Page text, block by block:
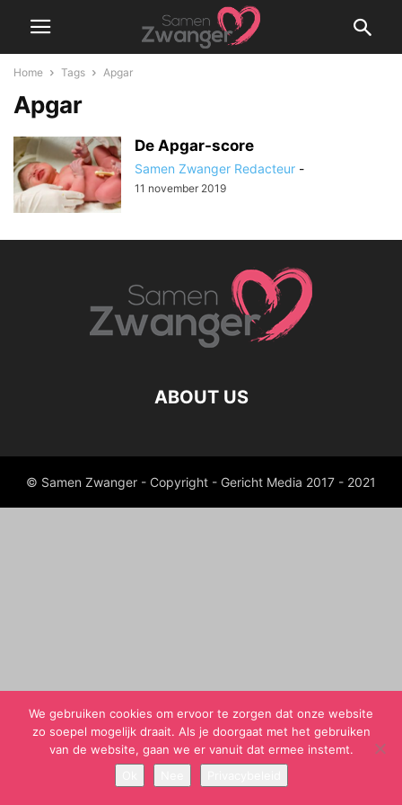
Home Tags Apgar
Apgar
De Apgar-score
Samen Zwanger Redacteur -
11 november 2019
ABOUT US
© Samen Zwanger - Copyright - Gericht Media 2017 - 2021
We gebruiken cookies om ervoor te zorgen dat onze website
zo soepel mogelijk draait. Als je doorgaat met het gebruiken
van de website, gaan we er vanuit dat ermee instemt.